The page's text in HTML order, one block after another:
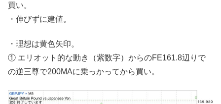
買い。
・伸びずに建値。
・理想は黄色矢印。
① エリオット的な動き（紫数字）からのFE161.8辺りで
の逆三尊で200MAに乗っかってから買い。